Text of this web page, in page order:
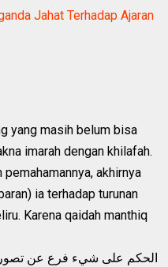
Jahat Terhadap Ajaran
yang masih belum bisa
imarah dengan khilafah.
akhirnya
ia terhadap turunan
Karena qaidah manthiq
الحكم على شيء فرع عن